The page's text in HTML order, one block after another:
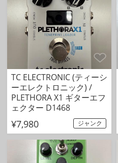
TC ELECTRONIC (ティーシ
ーエレクトロニック) /
PLETHORA X1 ギターエフ
ェクター D1468
¥7,980 ジャンク